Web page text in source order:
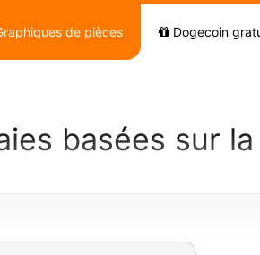
Dogecoin
de pièces
basées sur